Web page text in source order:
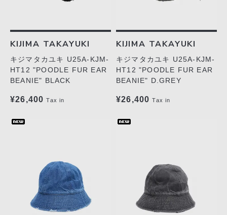
KIJIMA TAKAYUKI
キジマタカユキ U25A-KJM-
HT12 "POODLE FUR EAR
BEANIE" BLACK
¥26,400 Tax in
KIJIMA TAKAYUKI
キジマタカユキ U25A-KJM-
HT12 "POODLE FUR EAR
BEANIE" D.GREY
¥26,400 Tax in